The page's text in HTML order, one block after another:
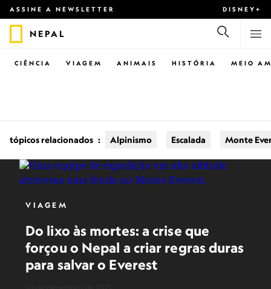
ASSINE A NEWSLETTER DISNEY+
NEPAL
CIÊNCIA VIAGEM ANIMAIS HISTÓRIA MEIO
tópicos relacionados : Alpinismo Escalada Monte
VIAGEM
Do lixo às mortes: a crise que
forçou o Nepal a criar regras duras
para salvar o Everest